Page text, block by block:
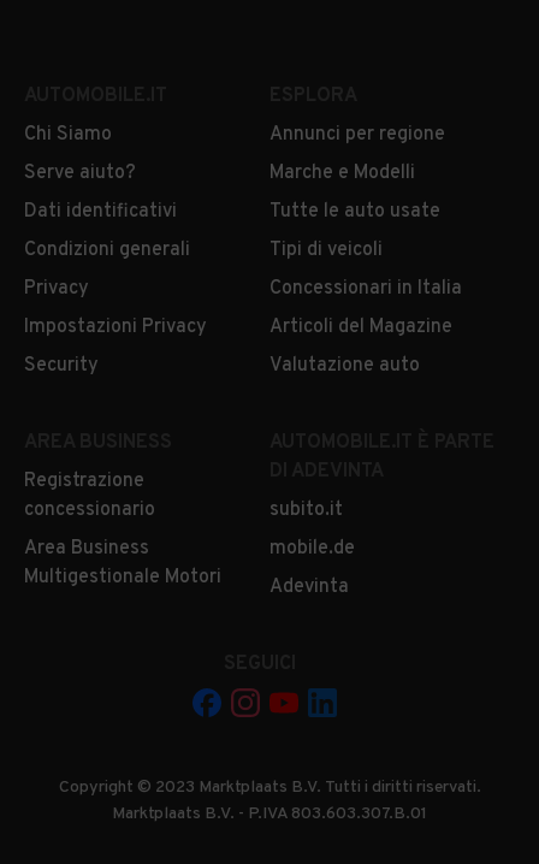
Chi Siamo
Serve aiuto?
Dati identificativi
Condizioni generali
Privacy
Impostazioni Privacy
Security
Annunci per regione
Marche e Modelli
Tutte le auto usate
Tipi di veicoli
Concessionari in Italia
Articoli del Magazine
Valutazione auto
Registrazione
concessionario
Area Business
Multigestionale Motori
subito.it
mobile.de
Adevinta
Copyright © 2023 Marktplaats B.V. Tutti i diritti riservati.
Marktplaats B.V. - P.IVA 803.603.307.B.01